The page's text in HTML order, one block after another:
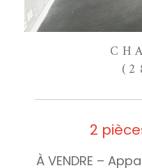
2
À VENDRE –